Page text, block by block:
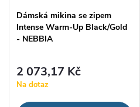
Dámská mikina se zipem
Intense Warm-Up Black/Gold
- NEBBIA
2 073,17 Kč
Na dotaz